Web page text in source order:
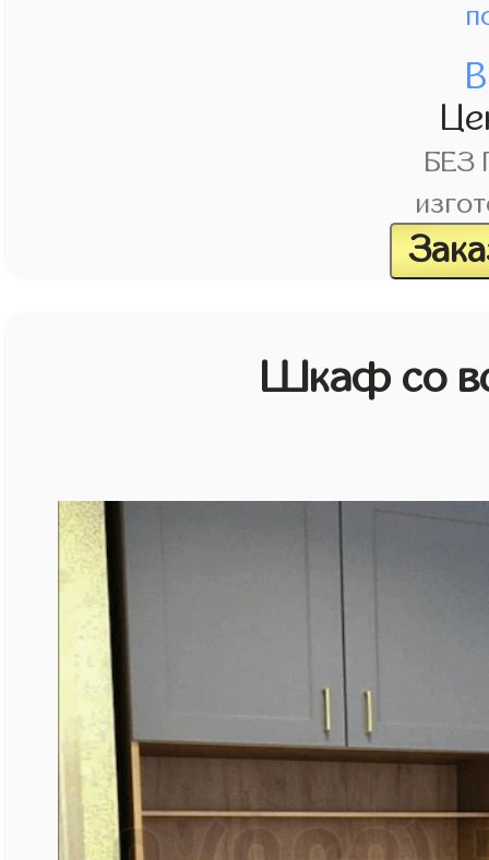
БЕЗ
Шкаф со